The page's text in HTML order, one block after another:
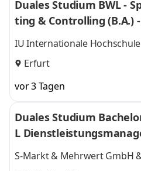
Duales Studium BWL -
ting & Controlling (B.A.)
IU Internationale Hochschule
Erfurt
vor 3 Tagen
Duales Studium
L
S-Markt & Mehrwert GmbH